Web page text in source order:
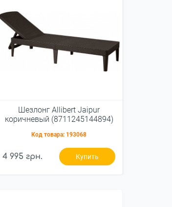
Шезлонг Allibert Jaipur
коричневый (8711245144894)
Код товара: 193068
4 995 грн. Купить